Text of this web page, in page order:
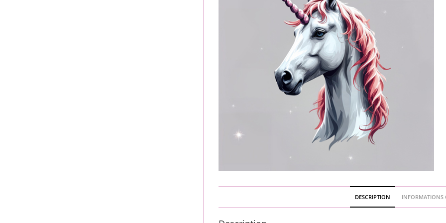
DESCRIPTION INFORMATIONS